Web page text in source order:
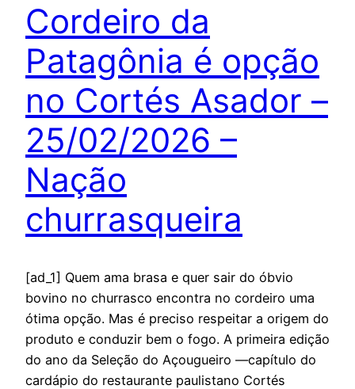
Cordeiro da
Patagônia é opção
no Cortés Asador –
25/02/2026 –
Nação
churrasqueira
[ad_1] Quem ama brasa e quer sair do óbvio
bovino no churrasco encontra no cordeiro uma
ótima opção. Mas é preciso respeitar a origem do
produto e conduzir bem o fogo. A primeira edição
do ano da Seleção do Açougueiro —capítulo do
cardápio do restaurante paulistano Cortés